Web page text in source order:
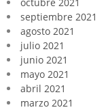
septiembre 2021
agosto 2021
julio 2021
junio 2021
mayo 2021
abril 2021
marzo 2021